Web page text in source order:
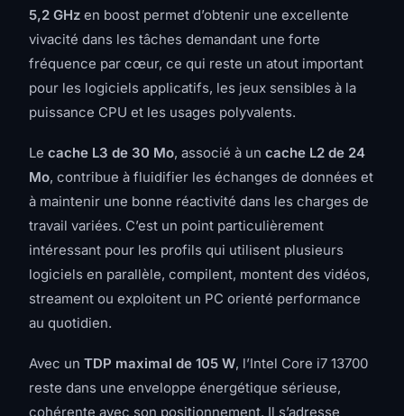
5,2 GHz en boost permet d’obtenir une excellente
vivacité dans les tâches demandant une forte
fréquence par cœur, ce qui reste un atout important
pour les logiciels applicatifs, les jeux sensibles à la
puissance CPU et les usages polyvalents.
Le cache L3 de 30 Mo, associé à un cache L2 de 24
Mo, contribue à fluidifier les échanges de données et
à maintenir une bonne réactivité dans les charges de
travail variées. C’est un point particulièrement
intéressant pour les profils qui utilisent plusieurs
logiciels en parallèle, compilent, montent des vidéos,
streament ou exploitent un PC orienté performance
au quotidien.
Avec un TDP maximal de 105 W, l’Intel Core i7 13700
reste dans une enveloppe énergétique sérieuse,
cohérente avec son positionnement. Il s’adresse